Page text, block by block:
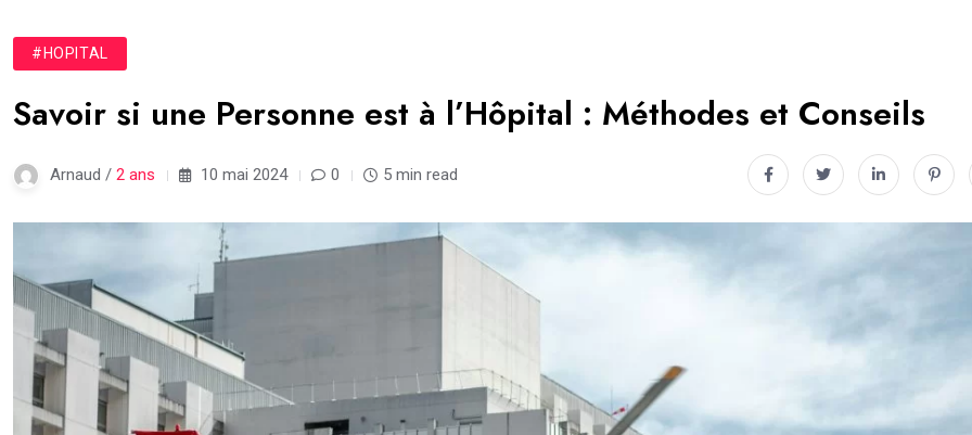
#HOPITAL
Savoir si une Personne est à l’Hôpital : Méthodes et Conseils
Arnaud / 2 ans 10 mai 2024 0 5 min read